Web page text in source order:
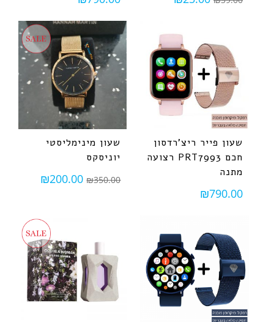
שעון פייר ריצ'רדסון
חכם PRT7993 רצועה
מתנה
₪790.00
שעון מינימליסטי
יוניסקס
₪350.00
₪200.00